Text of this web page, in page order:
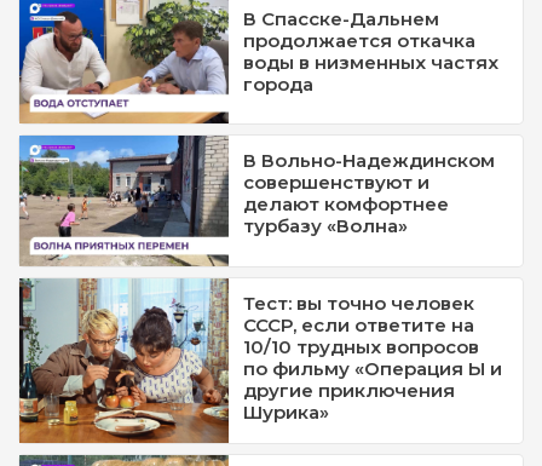
В Спасске-Дальнем
продолжается откачка
воды в низменных частях
города
В Вольно-Надеждинском
совершенствуют и
делают комфортнее
турбазу «Волна»
Тест: вы точно человек
СССР, если ответите на
10/10 трудных вопросов
по фильму «Операция Ы и
другие приключения
Шурика»